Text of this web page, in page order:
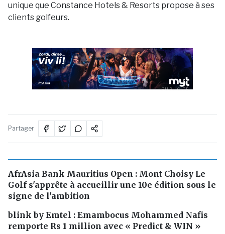
unique que Constance Hotels & Resorts propose à ses
clients golfeurs.
PUBLICITÉ
Partager
AfrAsia Bank Mauritius Open : Mont Choisy Le
Golf s'apprête à accueillir une 10e édition sous le
signe de l'ambition
blink by Emtel : Emambocus Mohammed Nafis
remporte Rs 1 million avec « Predict & WIN »